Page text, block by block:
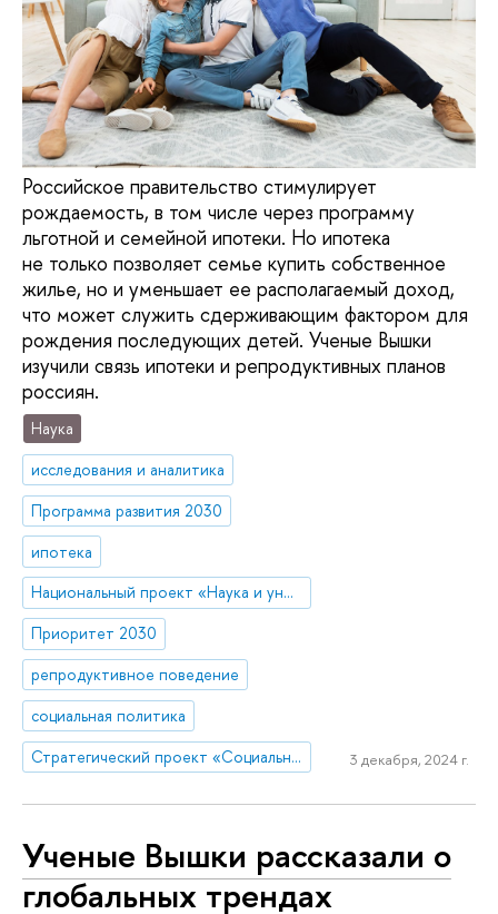
Российское правительство стимулирует
рождаемость, в том числе через программу
льготной и семейной ипотеки. Но ипотека
не только позволяет семье купить собственное
жилье, но и уменьшает ее располагаемый доход,
что может служить сдерживающим фактором для
рождения последующих детей. Ученые Вышки
изучили связь ипотеки и репродуктивных планов
россиян.
Наука
исследования и аналитика
Программа развития 2030
ипотека
Национальный проект «Наука и университеты»
Приоритет 2030
репродуктивное поведение
социальная политика
Стратегический проект «Социальная политика устойчивого развития и инклюзивного экономического роста»
3 декабря, 2024 г.
Ученые Вышки рассказали о
глобальных трендах